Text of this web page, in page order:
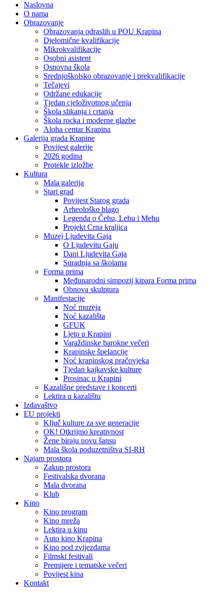
Naslovna
O nama
Obrazovanje
Obrazovanja odraslih u POU Krapina
Djelomične kvalifikacije
Mikrokvalifikacije
Osobni asistent
Osnovna škola
Srednjoškolsko obrazovanje i prekvalifikacije
Tečajevi
Održane edukacije
Tjedan cjeloživotnog učenja
Škola slikanja i crtanja
Škola rocka i moderne glazbe
Aloha centar Krapina
Galerija grada Krapine
Povijest galerije
2026 godina
Protekle izložbe
Kultura
Mala galerija
Stari grad
Povijest Starog grada
Arheološko blago
Legenda o Čehu, Lehu i Mehu
Projekt Crna kraljica
Muzej Ljudevita Gaja
O Ljudevitu Gaju
Dani Ljudevita Gaja
Suradnja sa školama
Forma prima
Međunarodni simpozij kipara Forma prima
Obnova skulptura
Manifestacije
Noć muzeja
Noć kazališta
GFUK
Ljeto u Krapini
Varaždinske barokne večeri
Krapinske špelancije
Noć krapinskog pračovjeka
Tjedan kajkavske kulture
Prosinac u Krapini
Kazališne predstave i koncerti
Lektira u kazalištu
Izdavaštvo
EU projekti
Ključ kulture za sve generacije
OK! Otkrijmo kreativnost
Žene biraju novu šansu
Mala škola poduzetništva SI-RH
Najam prostora
Zakup prostora
Festivalska dvorana
Mala dvorana
Klub
Kino
Kino program
Kino mreža
Lektira u kinu
Auto kino Krapina
Kino pod zvijezdama
Filmski festivali
Premijere i tematske večeri
Povijest kina
Kontakt